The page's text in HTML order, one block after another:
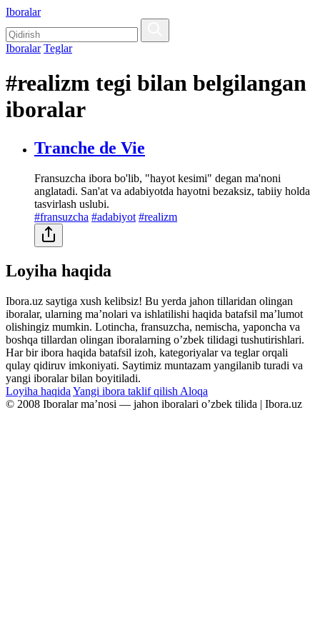
Iboralar
Iboralar Teglar
#realizm tegi bilan belgilangan
iboralar
Tranche de Vie
Fransuzcha ibora bo'lib, "hayot kesimi" degan ma'noni
anglatadi. San'at va adabiyotda hayotni bezaksiz, tabiiy holda
tasvirlash uslubi.
#fransuzcha #adabiyot #realizm
Loyiha haqida
Ibora.uz saytiga xush kelibsiz! Bu yerda jahon tillaridan olingan
iboralar, ularning maʼnolari va ishlatilishi haqida batafsil maʼlumot
olishingiz mumkin. Lotincha, fransuzcha, nemischa, yaponcha va
boshqa tillardan olingan iboralarning oʼzbek tilidagi tushutirishlari.
Har bir ibora haqida batafsil izoh, kategoriyalar va teglar orqali
qulay qidiruv imkoniyati. Saytimiz muntazam yangilanib turadi va
yangi iboralar bilan boyitiladi.
Loyiha haqida Yangi ibora taklif qilish Aloqa
© 2008 Iboralar maʼnosi — jahon iboralari oʼzbek tilida | Ibora.uz